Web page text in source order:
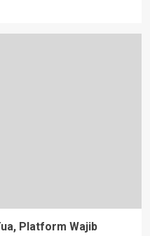
Platform Wajib